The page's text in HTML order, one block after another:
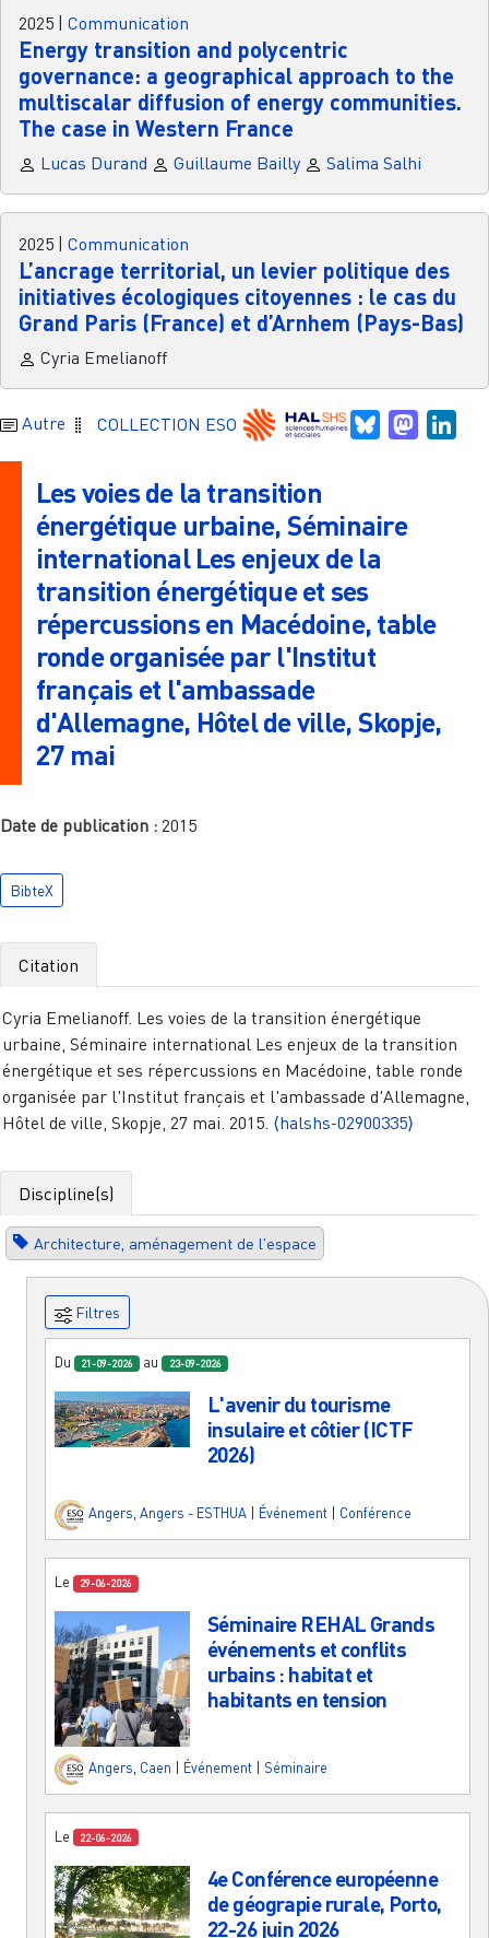
2025 Communication
Energy transition and polycentric
governance: a geographical approach to the
multiscalar diffusion of energy communities.
The case in Western France
Lucas Durand Guillaume Bailly Salima Salhi
2025 Communication
L’ancrage territorial, un levier politique des
initiatives écologiques citoyennes : le cas du
Grand Paris (France) et d’Arnhem (Pays-Bas)
Cyria Emelianoff
Autre COLLECTION ESO Bluesky
Les voies de la transition
énergétique urbaine, Séminaire
international Les enjeux de la
transition énergétique et ses
répercussions en Macédoine, table
ronde organisée par l'Institut
français et l'ambassade
d'Allemagne, Hôtel de ville, Skopje,
27 mai
Date de publication : 2015
BibteX
Citation
Cyria Emelianoff. Les voies de la transition énergétique
urbaine, Séminaire international Les enjeux de la transition
énergétique et ses répercussions en Macédoine, table ronde
organisée par l'Institut français et l'ambassade d'Allemagne,
Hôtel de ville, Skopje, 27 mai. 2015. ⟨halshs-02900335⟩
Discipline(s)
Architecture, aménagement de l'espace
Filtres
Du 21-09-2026 au 23-09-2026
L'avenir du tourisme
insulaire et côtier (ICTF
2026)
Angers, Angers - ESTHUA Événement Conférence
Le 29-06-2026
Séminaire REHAL Grands
événements et conflits
urbains : habitat et
habitants en tension
Angers Caen Événement Séminaire
Le 22-06-2026
4e Conférence européenne
de géograpie rurale, Porto,
22-26 juin 2026